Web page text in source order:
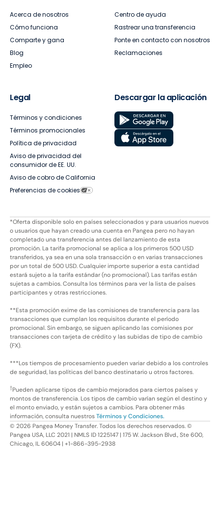
Acerca de nosotros
Cómo funciona
Comparte y gana
Blog
Empleo
Centro de ayuda
Rastrear una transferencia
Ponte en contacto con nosotros
Reclamaciones
Legal
Términos y condiciones
Términos promocionales
Política de privacidad
Aviso de privacidad del
consumidor de EE. UU.
Aviso de cobro de California
Preferencias de cookies
Descargar la aplicación
*Oferta disponible solo en países seleccionados y para usuarios nuevos
o usuarios que hayan creado una cuenta en Pangea pero no hayan
completado una transferencia antes del lanzamiento de esta
promoción. La tarifa promocional se aplica a los primeros 500 USD
transferidos, ya sea en una sola transacción o en varias transacciones
por un total de 500 USD. Cualquier importe superior a esta cantidad
estará sujeto a la tarifa estándar (no promocional). Las tarifas están
sujetas a cambios. Consulta los términos para ver la lista de países
participantes y otras restricciones.
**Esta promoción exime de las comisiones de transferencia para las
transacciones que cumplan los requisitos durante el período
promocional. Sin embargo, se siguen aplicando las comisiones por
transacciones con tarjeta de crédito y las subidas de tipo de cambio
(FX).
***Los tiempos de procesamiento pueden variar debido a los controles
de seguridad, las políticas del banco destinatario u otros factores.
†Pueden aplicarse tipos de cambio mejorados para ciertos países y
montos de transferencia. Los tipos de cambio varían según el destino y
el monto enviado, y están sujetos a cambios. Para obtener más
información, consulta nuestrosTérminos y Condiciones.
© 2026 Pangea Money Transfer. Todos los derechos reservados. ©
Pangea USA, LLC 2021 | NMLS ID 1225147 | 175 W. Jackson Blvd., Ste 600,
Chicago, IL 60604 | +1-866-395-2938